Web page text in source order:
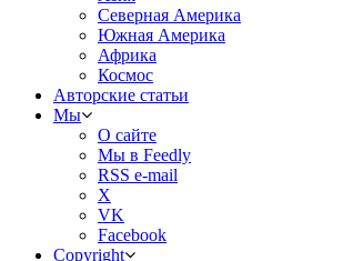
Северная Америка
Южная Америка
Африка
Космос
Авторские статьи
Мы
О сайте
Мы в Feedly
RSS e-mail
X
VK
Facebook
Copyright